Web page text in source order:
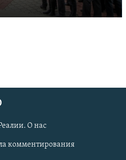
О нас
комментирования